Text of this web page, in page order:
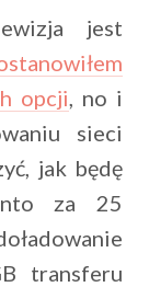
jest
opcji , no i
sieci
jak będę
za 25
transferu